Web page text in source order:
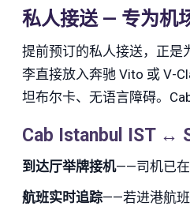
私人接送 — 专为机
提前预订的私人接送，正是
李直接放入奔驰 Vito 或 V-
坦布尔卡、无语言障碍。
Cab Istanbul IST ↔
到达厅举牌接机——司机已在
航班实时追踪——若进港航